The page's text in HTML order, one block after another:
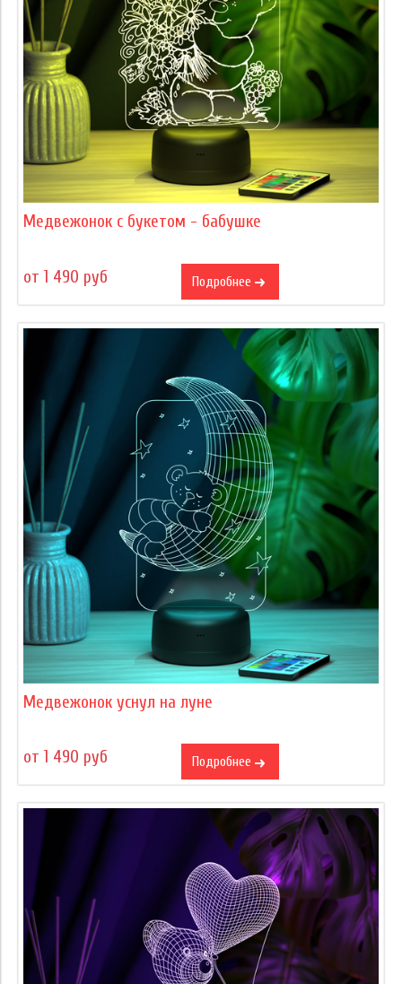
Медвежонок с букетом - бабушке
от 1 490 руб Подробнее
Медвежонок уснул на луне
от 1 490 руб Подробнее